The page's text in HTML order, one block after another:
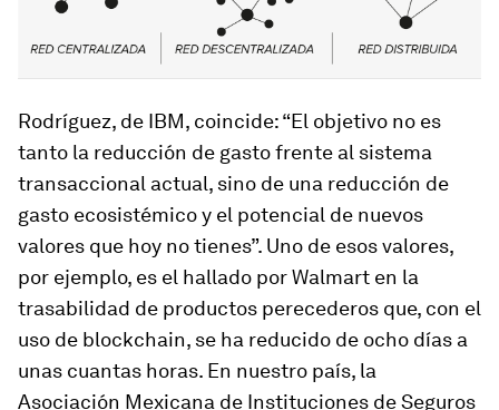
Rodríguez, de IBM, coincide: “El objetivo no es
tanto la reducción de gasto frente al sistema
transaccional actual, sino de una reducción de
gasto ecosistémico y el potencial de nuevos
valores que hoy no tienes”. Uno de esos valores,
por ejemplo, es el hallado por Walmart en la
trasabilidad de productos perecederos que, con el
uso de blockchain, se ha reducido de ocho días a
unas cuantas horas. En nuestro país, la
Asociación Mexicana de Instituciones de Seguros